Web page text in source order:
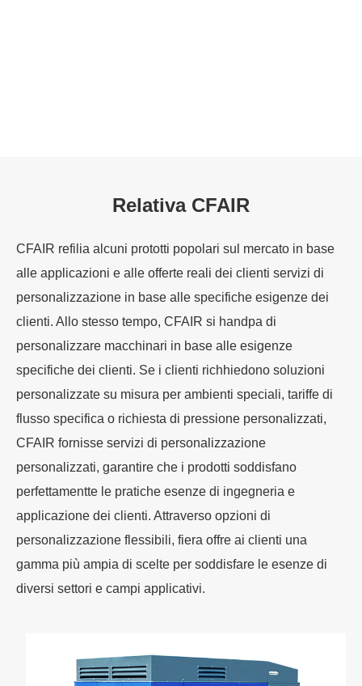
Relativa CFAIR
CFAIR refilia alcuni prototti popolari sul mercato in base
alle applicazioni e alle offerte reali dei clienti servizi di
personalizzazione in base alle specifiche esigenze dei
clienti. Allo stesso tempo, CFAIR si handpa di
personalizzare macchinari in base alle esigenze
specifiche dei clienti. Se i clienti richhiedono soluzioni
personalizzate su misura per ambienti speciali, tariffe di
flusso specifica o richiesta di pressione personalizzati,
CFAIR fornisse servizi di personalizzazione
personalizzati, garantire che i prodotti soddisfano
perfettamentte le pratiche esenze di ingegneria e
applicazione dei clienti. Attraverso opzioni di
personalizzazione flessibili, fiera offre ai clienti una
gamma più ampia di scelte per soddisfare le esenze di
diversi settori e campi applicativi.